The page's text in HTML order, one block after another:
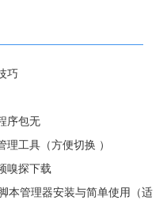
巧
序包无
办法
工具（方便切换 ）
嗅探下载
本管理器安装与简单使用（适